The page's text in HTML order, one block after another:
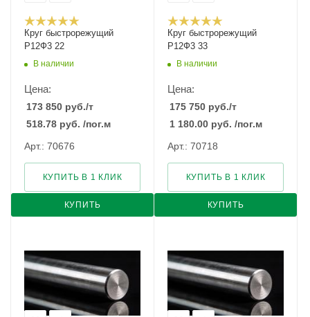
Круг быстрорежущий
Р12Ф3 22
В наличии
Цена:
173 850 руб./т
518.78 руб. /пог.м
Арт.: 70676
КУПИТЬ
КУПИТЬ В 1 КЛИК
Круг быстрорежущий
Р12Ф3 33
В наличии
Цена:
175 750 руб./т
1 180.00 руб. /пог.м
Арт.: 70718
КУПИТЬ
КУПИТЬ В 1 КЛИК